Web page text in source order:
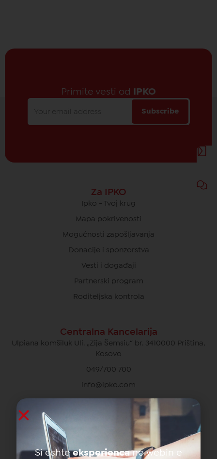
Primite vesti od IPKO
Subscribe
Za IPKO
Ipko - Tvoj krug
Mapa pokrivenosti
Mogućnosti zapošljavanja
Donacije i sponzorstva
Vesti i događaji
Partnerski program
Roditeljska kontrola
Centralna Kancelarija
Ulpiana komšiluk Uli. „Zija Šemsiu“ br. 3410000 Priština,
Kosovo
049/700 700
info@ipko.com
Privatna Briga O Kupcima
049/700 700 besplatno za pozive unutar IPKO mreže
080070070 besplatno od svih operatera na Kosovu
Si eshteeksperiencane webin e